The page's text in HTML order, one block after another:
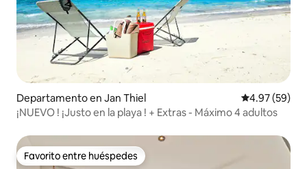
Departamento en Jan Thiel Calificación
4.97 (59)
¡NUEVO ! ¡Justo en la playa ! + Extras - Máximo 4 adultos
Favorito entre huéspedes
Favorito entre huéspedes